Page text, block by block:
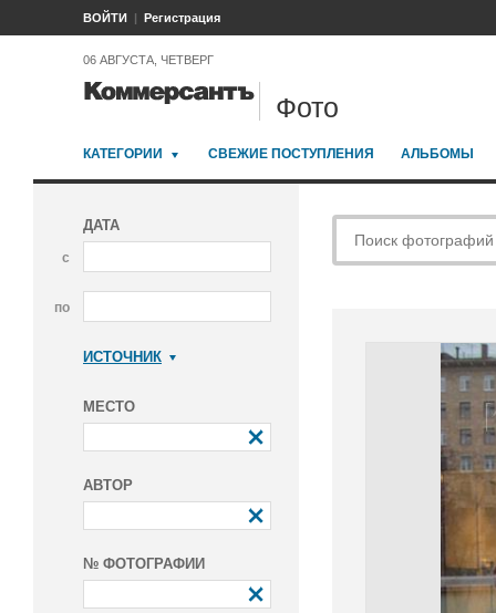
ВОЙТИ Регистрация
06 АВГУСТА, ЧЕТВЕРГ
Фото
КАТЕГОРИИ СВЕЖИЕ ПОСТУПЛЕНИЯ АЛЬБОМЫ
ДАТА
с
по
ИСТОЧНИК
МЕСТО
АВТОР
№ ФОТОГРАФИИ